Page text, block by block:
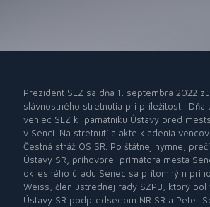
Prezident SLZ sa dňa 1. septembra 2022
slávnostného stretnutia pri príležitosti Dňa
veniec SLZ k pamätníku Ústavy pred
v Senci. Na stretnutí a akte kladenia
Čestná stráž OS SR. Po štátnej hymne,
Ústavy SR, príhovore primátora mesta
okresného úradu Senec sa prítomným
Weiss, člen ústrednej rady SZPB, ktorý bol
Ústavy SR podpredsedom NR SR a Peter